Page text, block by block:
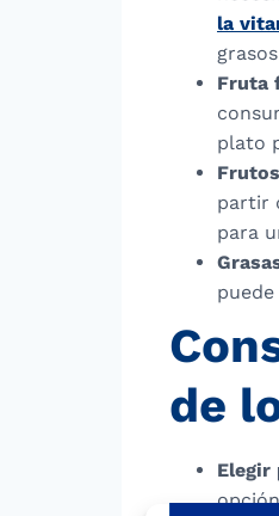
la
Fruta
plato
partir
para
de
Elegir